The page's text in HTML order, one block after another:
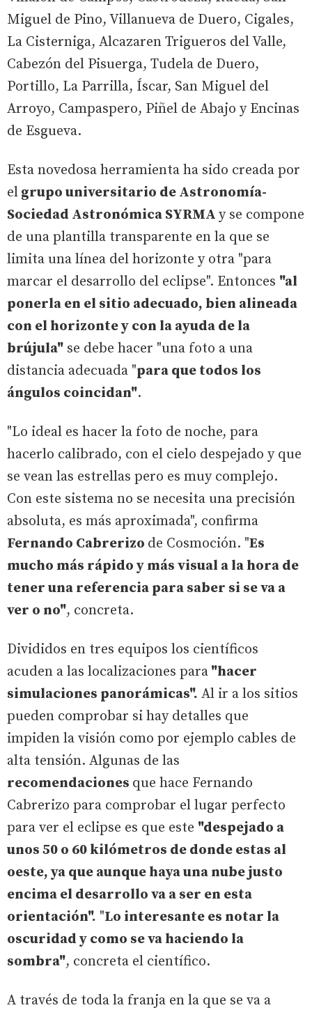
Miguel de Pino, Villanueva de Duero, Cigales,
La Cisterniga, Alcazaren Trigueros del Valle,
Cabezón del Pisuerga, Tudela de Duero,
Portillo, La Parrilla, Íscar, San Miguel del
Arroyo, Campaspero, Piñel de Abajo y Encinas
de Esgueva.
Esta novedosa herramienta ha sido creada por
el grupo universitario de Astronomía-
Sociedad Astronómica SYRMA y se compone
de una plantilla transparente en la que se
limita una línea del horizonte y otra "para
marcar el desarrollo del eclipse". Entonces "al
ponerla en el sitio adecuado, bien alineada
con el horizonte y con la ayuda de la
brújula" se debe hacer "una foto a una
distancia adecuada "para que todos los
ángulos coincidan".
"Lo ideal es hacer la foto de noche, para
hacerlo calibrado, con el cielo despejado y que
se vean las estrellas pero es muy complejo.
Con este sistema no se necesita una precisión
absoluta, es más aproximada", confirma
Fernando Cabrerizo de Cosmoción. "Es
mucho más rápido y más visual a la hora de
tener una referencia para saber si se va a
ver o no", concreta.
Divididos en tres equipos los científicos
acuden a las localizaciones para "hacer
simulaciones panorámicas". Al ir a los sitios
pueden comprobar si hay detalles que
impiden la visión como por ejemplo cables de
alta tensión. Algunas de las
recomendaciones que hace Fernando
Cabrerizo para comprobar el lugar perfecto
para ver el eclipse es que este "despejado a
unos 50 o 60 kilómetros de donde estas al
oeste, ya que aunque haya una nube justo
encima el desarrollo va a ser en esta
orientación". "Lo interesante es notar la
oscuridad y como se va haciendo la
sombra", concreta el científico.
A través de toda la franja en la que se va a